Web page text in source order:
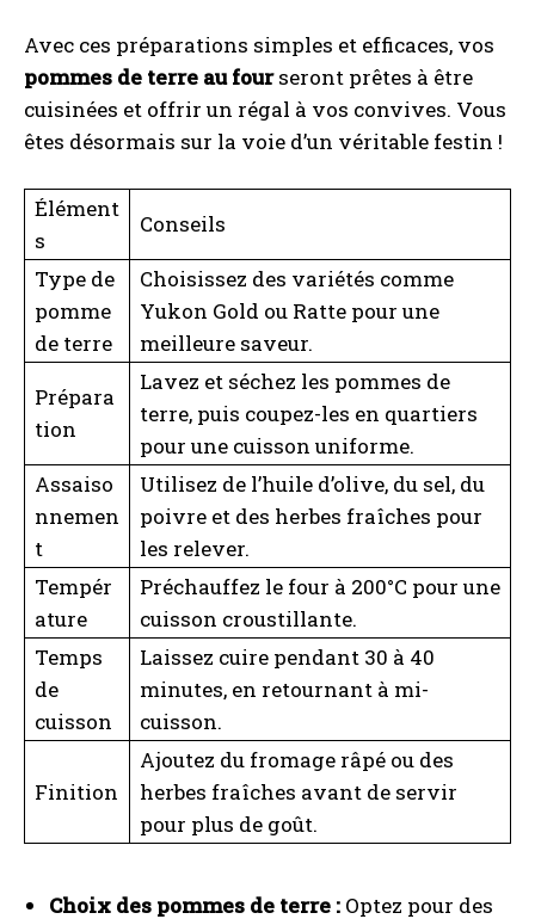
I WANT IN
I've read and accept thePrivacy Policy
A LIRE :
Que boire avec du cassoulet ? Vins, bières
et autres accords parfaits
Avec ces préparations simples et efficaces, vos
pommes de terre au fourseront prêtes à être
cuisinées et offrir un régal à vos convives. Vous
êtes désormais sur la voie d’un véritable festin !
Élément
s
Conseils
Type de
pomme
de terre
Choisissez des variétés comme
Yukon Gold ou Ratte pour une
meilleure saveur.
Prépara
tion
Lavez et séchez les pommes de
terre, puis coupez-les en quartiers
pour une cuisson uniforme.
Assaiso
nnemen
t
Utilisez de l’huile d’olive, du sel, du
poivre et des herbes fraîches pour
les relever.
Tempér
ature
Préchauffez le four à 200°C pour une
cuisson croustillante.
Temps
de
cuisson
Laissez cuire pendant 30 à 40
minutes, en retournant à mi-
cuisson.
Finition
Ajoutez du fromage râpé ou des
herbes fraîches avant de servir
pour plus de goût.
Choix des pommes de terre : Optez pour des